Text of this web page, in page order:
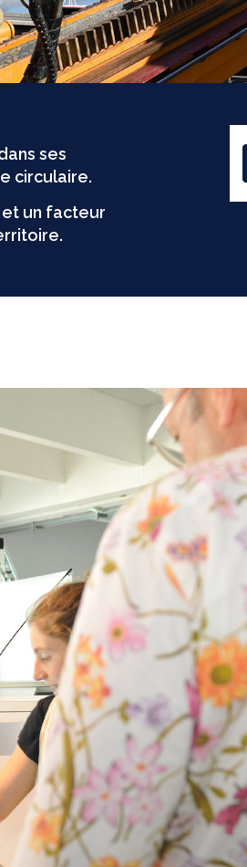
ses
circulaire.
un facteur